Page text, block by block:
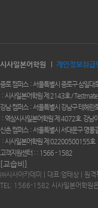
시사일본어학원 개인정보취급
종로 캠퍼스 서울특별시 종로구 삼일대
시사일본어학원 제 2143호 /
강남 캠퍼스
서울특별시 강남구 테헤란
역삼시사일본어학원 제 4072호. 강남
신촌 캠퍼스
서울특별시 서대문구 명물
시사일본어학원 제 02200500155호
고객지원센터 :
1566 - 1582
[교습비]
㈜시사아카데미 | 대표:엄태상 | 원
TEL: 1566-1582 시사일본어학원